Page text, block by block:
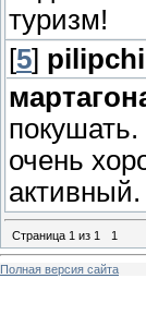
туризм!
[5]
очень
Страница 1 из 1 1
Полная версия сайта